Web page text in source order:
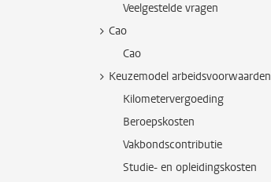
Veelgestelde vragen
Cao
Cao
Keuzemodel arbeidsvoorwaarden
Kilometervergoeding
Beroepskosten
Vakbondscontributie
Studie- en opleidingskosten